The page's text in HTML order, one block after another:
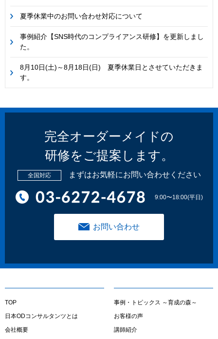
夏季休業中のお問い合わせ対応について
事例紹介【SNS時代のコンプライアンス研修】を更新しまし
た。
8月10日(土)～8月18日(日) 夏季休業日とさせていただきま
す。
完全オーダーメイドの
研修をご提案します。
全国対応 まずはお気軽にお問い合わせください
9:00〜18:00(平日)
お問い合わせ
TOP
日本ODコンサルタンツとは
会社概要
事例・トピックス ～育成の森～
お客様の声
講師紹介